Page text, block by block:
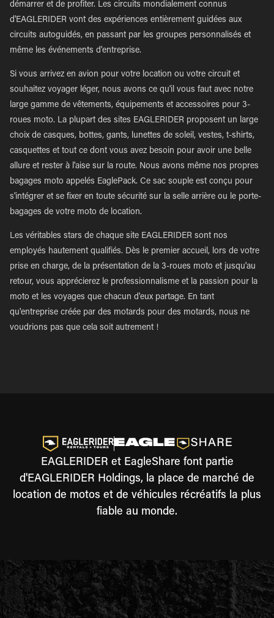
démarrer et de profiter. Les circuits mondialement connus
d'EAGLERIDER vont des expériences entièrement guidées aux
circuits autoguidés, en passant par les groupes personnalisés et
même les événements d'entreprise.
Si vous arrivez en avion pour votre location ou votre circuit et
souhaitez voyager léger, nous avons ce qu'il vous faut avec notre
large gamme de vêtements, équipements et accessoires pour 3-
roues moto. La plupart des sites EAGLERIDER proposent un large
choix de casques, bottes, gants, lunettes de soleil, vestes, t-shirts,
casquettes et tout ce dont vous avez besoin pour avoir une belle
allure et rester à l'aise sur la route. Nous avons même nos propres
bagages moto appelés EaglePack. Ce sac souple est conçu pour
s'intégrer et se fixer en toute sécurité sur la selle arrière ou le porte-
bagages de votre moto de location.
Les véritables stars de chaque site EAGLERIDER sont nos
employés hautement qualifiés. Dès le premier accueil, lors de votre
prise en charge, de la présentation de la 3-roues moto et jusqu'au
retour, vous apprécierez le professionnalisme et la passion pour la
moto et les voyages que chacun d'eux partage. En tant
qu'entreprise créée par des motards pour des motards, nous ne
voudrions pas que cela soit autrement !
EAGLERIDER et EagleShare font partie
d'EAGLERIDER Holdings, la place de marché de
location de motos et de véhicules récréatifs la plus
fiable au monde.